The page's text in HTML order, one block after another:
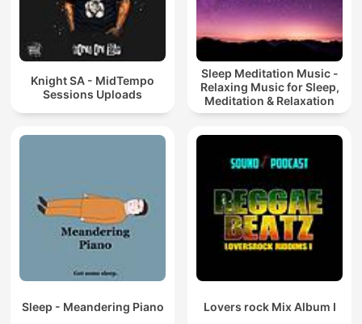
Knight SA - MidTempo
Sessions Uploads
Sleep Meditation Music -
Relaxing Music for Sleep,
Meditation & Relaxation
Sleep - Meandering Piano Lovers rock Mix Album I